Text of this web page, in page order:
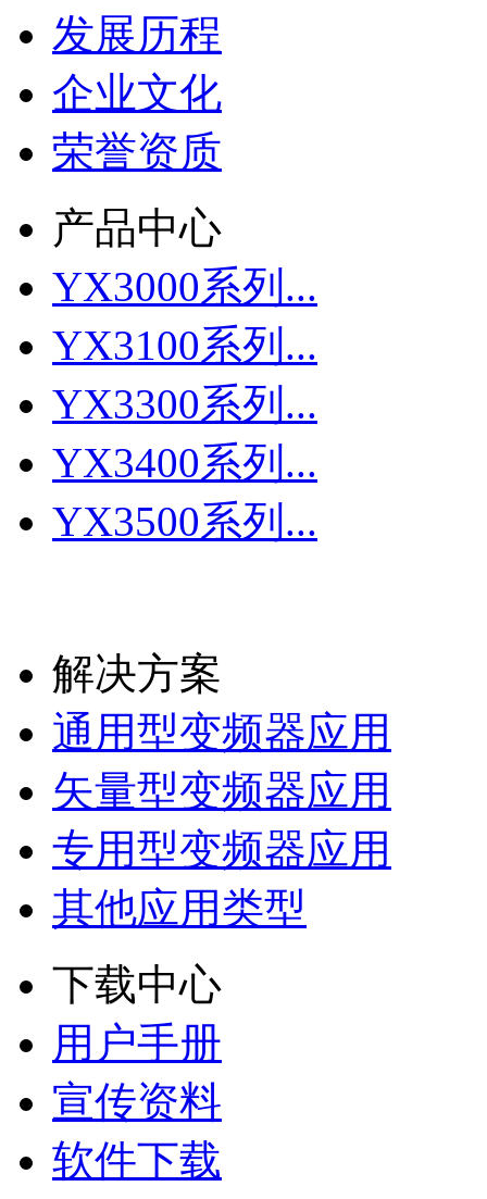
发展历程
企业文化
荣誉资质
产品中心
YX3000系列...
YX3100系列...
YX3300系列...
YX3400系列...
YX3500系列...
解决方案
通用型变频器应用
矢量型变频器应用
专用型变频器应用
其他应用类型
下载中心
用户手册
宣传资料
软件下载